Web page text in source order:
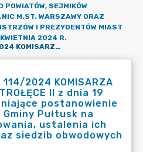
POWIATÓW, SEJMIKÓW
M.ST. WARSZAWY ORAZ
I PREZYDENTÓW MIAST
2024 R.
POSTANOWIENIE NR 114/2024 KOMISARZA WYBORCZEGO W OSTROŁĘCE II Z DNIA 19 LUTEGO 2024 R. ZMIENIAJĄCE POSTANOWIENIE W SPRAWIE PODZIAŁU GMINY PUŁTUSK NA STAŁE OBWODY GŁOSOWANIA, USTALENIA ICH NUMERÓW, GRANIC ORAZ SIEDZIB OBWODOWYCH KOMISJI WYBORCZYCH
114/2024 KOMISARZA
II z dnia 19
postanowienie
Pułtusk na
ustalenia ich
siedzib obwodowych